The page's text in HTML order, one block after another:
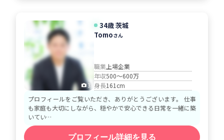
3
34歳 茨城
Tomoさん
職業 上場企業
年収500～600万
身長161cm
プロフィールをご覧いただき、ありがとうございます。 仕事
も家庭も大切にしながら、穏やかで安心できる日常を一緒に築
いてい…
プロフィール詳細を見る